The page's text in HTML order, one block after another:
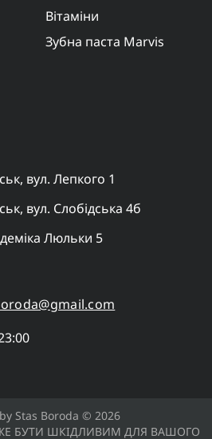
Вітаміни
Зубна паста Marvis
вул. Лепкого 1
вул. Слобідська 4б
Люльки 5
Stas Boroda © 2026
БУТИ ШКІДЛИВИМ ДЛЯ ВАШОГО